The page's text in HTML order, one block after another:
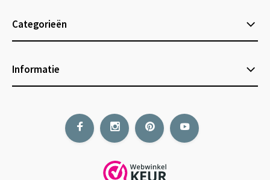
Categorieën
Informatie